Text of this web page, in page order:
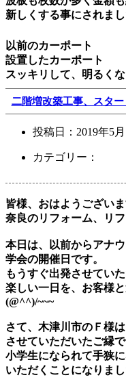
新しくする事にされまし
以前のカ
設置したカーポート
スッキリして、明るくな
二階増改築工事、スター
投稿日： 2019年5月
カテゴリー：
皆様、おはようございま
奈良のリフォーム、リ
本日は、以前からアナ
学会の開催日です。
もうすぐ出発させていた
楽しい一日を、お客様
(@^^)/~~~
さて、木津川市のＦ様
させていただいたご縁
小学生になられて手狭
いただくことになりまし